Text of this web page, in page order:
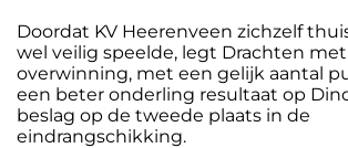
Doordat KV Heerenveen zichzelf
wel veilig speelde, legt Drachten
overwinning, met een gelijk aantal
een beter onderling resultaat op
beslag op de tweede plaats in de
eindrangschikking.